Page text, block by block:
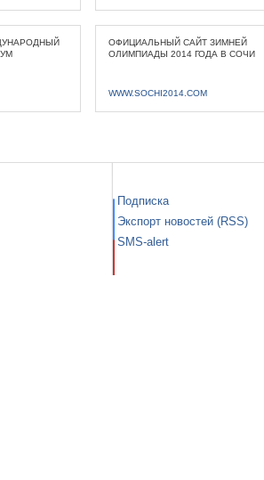
ОФИЦИАЛЬНЫЙ САЙТ ЗИМНЕЙ
ОЛИМПИАДЫ 2014 ГОДА В СОЧИ
WWW.SOCHI2014.COM
Подписка
Экспорт новостей (RSS)
SMS-alert